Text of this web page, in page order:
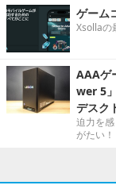
ゲーム
Xsollaの
AAAゲ
wer 5
デスク
迫力を
がたい！